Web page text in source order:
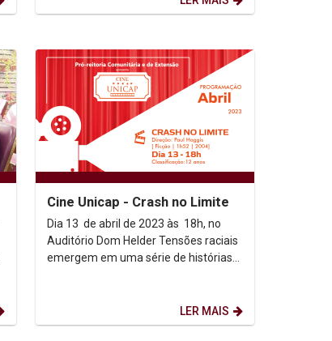
Cine Unicap - Crash no Limite
Dia 13 de abril de 2023 às 18h, no
Auditório Dom Helder Tensões raciais
emergem em uma série de histórias
LER MAIS